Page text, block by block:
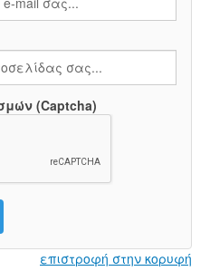
(Captcha)
επιστροφή στην κορυφή